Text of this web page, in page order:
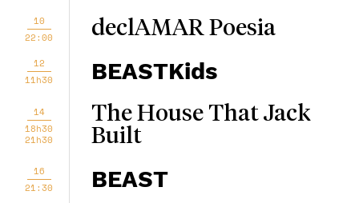
10
22:00
declAMAR Poesia
12
11h30
BEASTKids
14
18h30
21h30
The House That Jack
Built
16
21:30
BEAST